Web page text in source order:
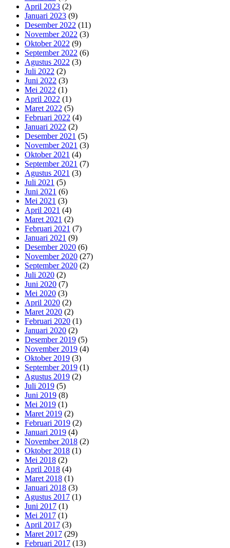
April 2023 (2)
Januari 2023 (9)
Desember 2022 (11)
November 2022 (3)
Oktober 2022 (9)
September 2022 (6)
Agustus 2022 (3)
Juli 2022 (2)
Juni 2022 (3)
Mei 2022 (1)
April 2022 (1)
Maret 2022 (5)
Februari 2022 (4)
Januari 2022 (2)
Desember 2021 (5)
November 2021 (3)
Oktober 2021 (4)
September 2021 (7)
Agustus 2021 (3)
Juli 2021 (5)
Juni 2021 (6)
Mei 2021 (3)
April 2021 (4)
Maret 2021 (2)
Februari 2021 (7)
Januari 2021 (9)
Desember 2020 (6)
November 2020 (27)
September 2020 (2)
Juli 2020 (2)
Juni 2020 (7)
Mei 2020 (3)
April 2020 (2)
Maret 2020 (2)
Februari 2020 (1)
Januari 2020 (2)
Desember 2019 (5)
November 2019 (4)
Oktober 2019 (3)
September 2019 (1)
Agustus 2019 (2)
Juli 2019 (5)
Juni 2019 (8)
Mei 2019 (1)
Maret 2019 (2)
Februari 2019 (2)
Januari 2019 (4)
November 2018 (2)
Oktober 2018 (1)
Mei 2018 (2)
April 2018 (4)
Maret 2018 (1)
Januari 2018 (3)
Agustus 2017 (1)
Juni 2017 (1)
Mei 2017 (1)
April 2017 (3)
Maret 2017 (29)
Februari 2017 (13)